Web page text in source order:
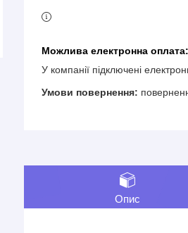
У компанії підключені
Опис